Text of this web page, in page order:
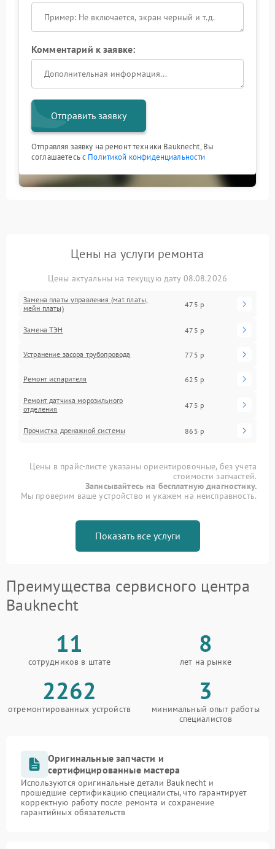
Комментарий к заявке:
Отправить заявку
Отправляя заявку на ремонт техники Bauknecht, Вы
соглашаетесь с Политикой конфиденциальности
Цены на услуги ремонта
Цены актуальны на текущую дату 08.08.2026
Замена платы управления (мат.платы,
мейн платы)
475 р
Замена ТЭН 475 р
Устранение засора трубопровода 775 р
Ремонт испарителя 625 р
Ремонт датчика морозильного
отделения
475 р
Прочистка дренажной системы 865 р
Цены в прайс-листе указаны ориентировочные, без учета
стоимости запчастей.
Записывайтесь на бесплатную диагностику.
Мы проверим ваше устройство и укажем на неисправность.
Показать все услуги
Преимущества сервисного центра
Bauknecht
11
сотрудников в штате
8
лет на рынке
2262
отремонтированных устройств
3
минимальный опыт работы
специалистов
Оригинальные запчасти и
сертифицированные мастера
Используются оригинальные детали Bauknecht и
прошедшие сертификацию специалисты, что гарантирует
корректную работу после ремонта и сохранение
гарантийных обязательств